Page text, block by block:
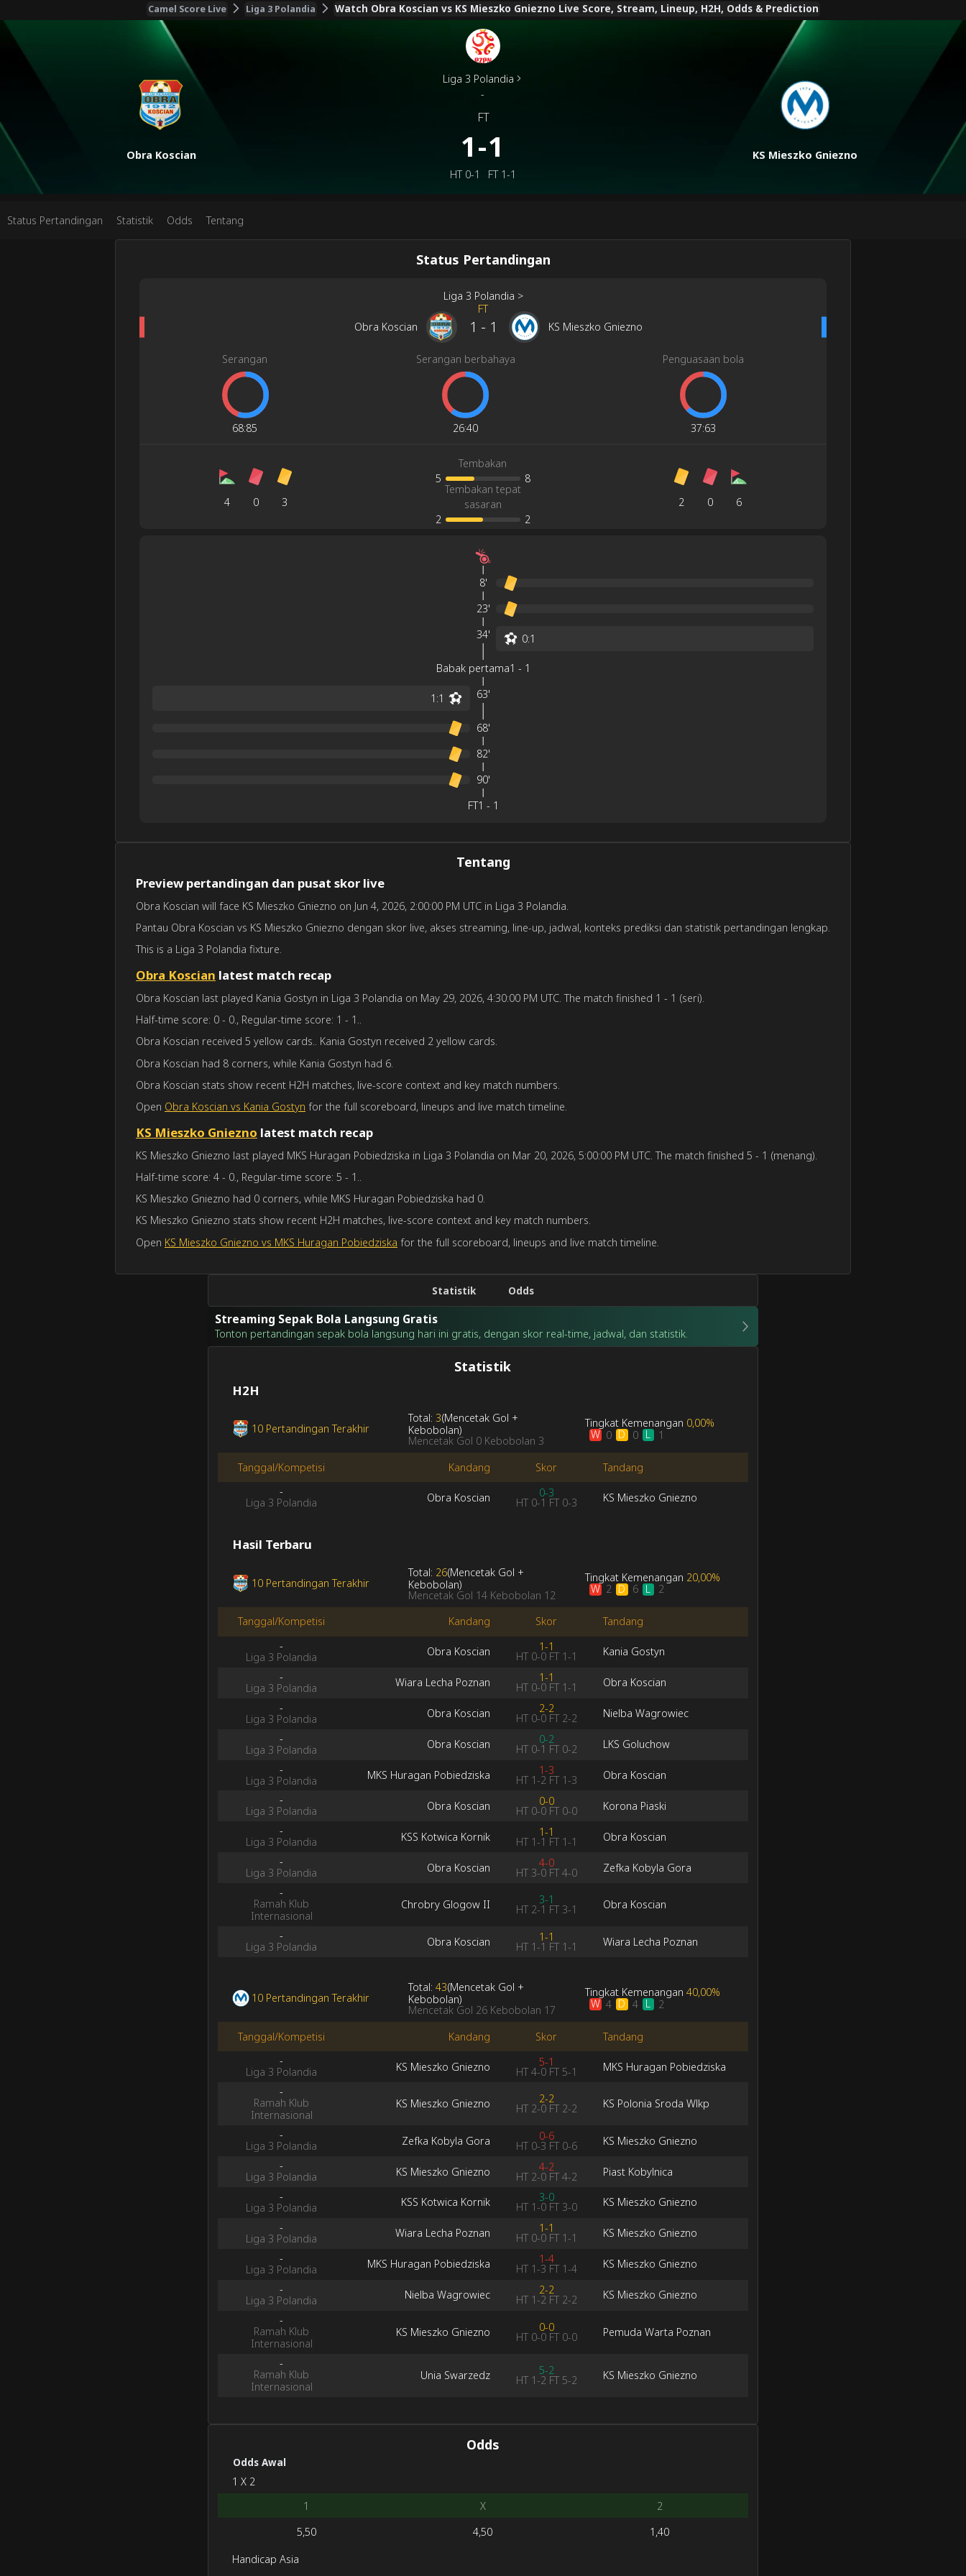
Camel Score Live Liga 3 Polandia Watch Obra Koscian vs KS Mieszko Gniezno Live Score, Stream, Lineup, H2H, Odds & Prediction
Obra Koscian
Liga 3 Polandia
-
FT
1-1
HT 0-1 FT 1-1
KS Mieszko Gniezno
Status Pertandingan Statistik Odds Tentang
Status Pertandingan
Liga 3 Polandia >
FT
Obra Koscian
1 - 1 KS Mieszko Gniezno
Serangan
68:85
Serangan berbahaya
26:40
Penguasaan bola
37:63
4 0 3
Tembakan
5
8
Tembakan tepat
sasaran
2
2
2 0 6
8'
23'
34'
0:1
Babak pertama1 - 1
63'
1 :1
68'
82'
90'
FT1 - 1
Tentang
Preview pertandingan dan pusat skor live
Obra Koscian will face KS Mieszko Gniezno on Jun 4, 2026, 2:00:00 PM UTC in Liga 3 Polandia.
Pantau Obra Koscian vs KS Mieszko Gniezno dengan skor live, akses streaming, line-up, jadwal, konteks prediksi dan statistik pertandingan lengkap.
This is a Liga 3 Polandia fixture.
Obra Koscian latest match recap
Obra Koscian last played Kania Gostyn in Liga 3 Polandia on May 29, 2026, 4:30:00 PM UTC. The match finished 1 - 1 (seri).
Half-time score: 0 - 0., Regular-time score: 1 - 1..
Obra Koscian received 5 yellow cards.. Kania Gostyn received 2 yellow cards.
Obra Koscian had 8 corners, while Kania Gostyn had 6.
Obra Koscian stats show recent H2H matches, live-score context and key match numbers.
Open Obra Koscian vs Kania Gostyn for the full scoreboard, lineups and live match timeline.
KS Mieszko Gniezno latest match recap
KS Mieszko Gniezno last played MKS Huragan Pobiedziska in Liga 3 Polandia on Mar 20, 2026, 5:00:00 PM UTC. The match finished 5 - 1 (menang).
Half-time score: 4 - 0., Regular-time score: 5 - 1..
KS Mieszko Gniezno had 0 corners, while MKS Huragan Pobiedziska had 0.
KS Mieszko Gniezno stats show recent H2H matches, live-score context and key match numbers.
Open KS Mieszko Gniezno vs MKS Huragan Pobiedziska for the full scoreboard, lineups and live match timeline.
Statistik Odds
Streaming Sepak Bola Langsung Gratis
Tonton pertandingan sepak bola langsung hari ini gratis, dengan skor real-time, jadwal, dan statistik.
Statistik
H2H
10 Pertandingan Terakhir
Total:3(Mencetak Gol +
Kebobolan)
Mencetak Gol 0 Kebobolan 3
Tingkat Kemenangan 0,00%
W 0 D 0 L 1
Tanggal/Kompetisi Kandang Skor
Tandang
-
Liga 3 Polandia
Obra Koscian 0-3
HT 0-1 FT 0-3 KS Mieszko Gniezno
Hasil Terbaru
10 Pertandingan Terakhir
Total: 26(Mencetak Gol +
Kebobolan)
Mencetak Gol 14 Kebobolan 12
Tingkat Kemenangan 20,00%
W 2 D 6 L 2
Tanggal/Kompetisi Kandang Skor
Tandang
-
Liga 3 Polandia
Obra Koscian 1-1
HT 0-0 FT 1-1
Kania Gostyn
-
Liga 3 Polandia
Wiara Lecha Poznan 1-1
HT 0-0 FT 1-1
Obra Koscian
-
Liga 3 Polandia
Obra Koscian 2-2
HT 0-0 FT 2-2
Nielba Wagrowiec
-
Liga 3 Polandia
Obra Koscian 0-2
HT 0-1 FT 0-2
LKS Goluchow
-
Liga 3 Polandia
MKS Huragan Pobiedziska 1-3
HT 1-2 FT 1-3
Obra Koscian
-
Liga 3 Polandia
Obra Koscian 0-0
HT 0-0 FT 0-0
Korona Piaski
-
Liga 3 Polandia
KSS Kotwica Kornik 1-1
HT 1-1 FT 1-1
Obra Koscian
-
Liga 3 Polandia
Obra Koscian 4-0
HT 3-0 FT 4-0
Zefka Kobyla Gora
-
Ramah Klub
Internasional
Chrobry Glogow II 3-1
HT 2-1 FT 3-1 Obra Koscian
-
Liga 3 Polandia
Obra Koscian 1-1
HT 1-1 FT 1-1 Wiara Lecha Poznan
10 Pertandingan Terakhir
Total:43(Mencetak Gol +
Kebobolan)
Mencetak Gol 26 Kebobolan 17
Tingkat Kemenangan 40,00%
W 4 D 4 L 2
Tanggal/Kompetisi Kandang Skor
Tandang
-
Liga 3 Polandia
KS Mieszko Gniezno 5-1
HT 4-0 FT 5-1
MKS Huragan Pobiedziska
-
Ramah Klub
Internasional
KS Mieszko Gniezno 2-2
HT 2-0 FT 2-2 KS Polonia Sroda Wlkp
-
Liga 3 Polandia
Zefka Kobyla Gora 0-6
HT 0-3 FT 0-6
KS Mieszko Gniezno
-
Liga 3 Polandia
KS Mieszko Gniezno 4-2
HT 2-0 FT 4-2
Piast Kobylnica
-
Liga 3 Polandia
KSS Kotwica Kornik 3-0
HT 1-0 FT 3-0
KS Mieszko Gniezno
-
Liga 3 Polandia
Wiara Lecha Poznan 1-1
HT 0-0 FT 1-1
KS Mieszko Gniezno
-
Liga 3 Polandia
MKS Huragan Pobiedziska 1-4
HT 1-3 FT 1-4
KS Mieszko Gniezno
-
Liga 3 Polandia
Nielba Wagrowiec 2-2
HT 1-2 FT 2-2
KS Mieszko Gniezno
-
Ramah Klub
Internasional
KS Mieszko Gniezno 0-0
HT 0-0 FT 0-0 Pemuda Warta Poznan
-
Ramah Klub
Internasional
Unia Swarzedz 5-2
HT 1-2 FT 5-2 KS Mieszko Gniezno
Odds
Odds Awal
‭1 X 2‭
1
X
2
5,50
4,50
1,40
Handicap Asia